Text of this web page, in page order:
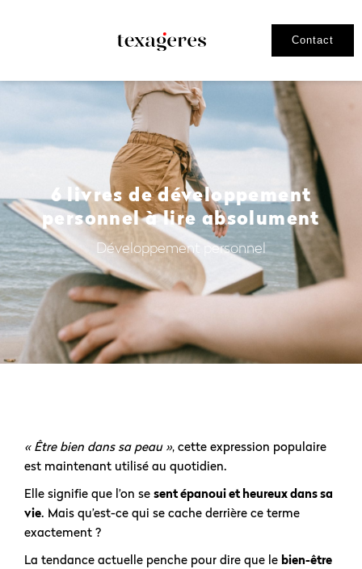
Contact
6 livres de développement
personnel à lire absolument
Développement personnel
« Être bien dans sa peau », cette expression populaire
est maintenant utilisé au quotidien.
Elle signifie que l’on se sent épanoui et heureux dans sa
vie. Mais qu’est-ce qui se cache derrière ce terme
exactement ?
La tendance actuelle penche pour dire que le bien-être